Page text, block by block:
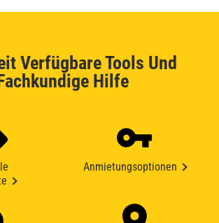
Verfügbare Tools Und
Hilfe
Anmietungsoptionen